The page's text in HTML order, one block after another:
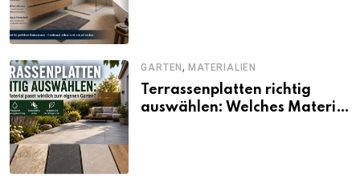
GARTEN,MATERIALIEN
Terrassenplatten richtig
auswählen: Welches Material